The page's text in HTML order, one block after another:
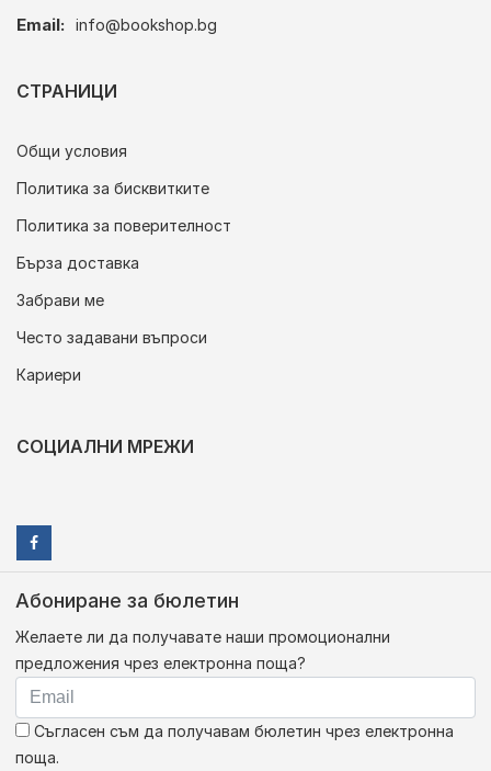
Email: info@bookshop.bg
СТРАНИЦИ
Общи условия
Политика за бисквитките
Политика за поверителност
Бърза доставка
Забрави ме
Често задавани въпроси
Кариери
СОЦИАЛНИ МРЕЖИ
Абониране за бюлетин
Желаете ли да получавате наши промоционални
предложения чрез електронна поща?
Съгласен съм да получавам бюлетин чрез електронна
поща.